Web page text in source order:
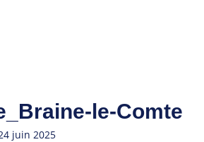
le-Comte
juin 2025